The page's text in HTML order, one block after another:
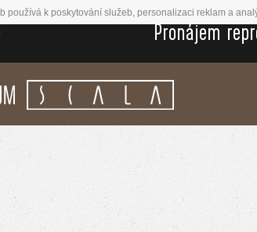
používá k poskytování služeb, personalizaci reklam a
Pronájem